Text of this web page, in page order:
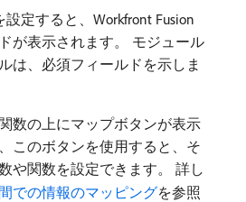
設定すると、Workfront Fusion
が表示されます。 モジュール
は、必須フィールドを示しま
数の上にマップボタンが表示
このボタンを使用すると、そ
や関数を設定できます。 詳し
での情報のマッピングを参照